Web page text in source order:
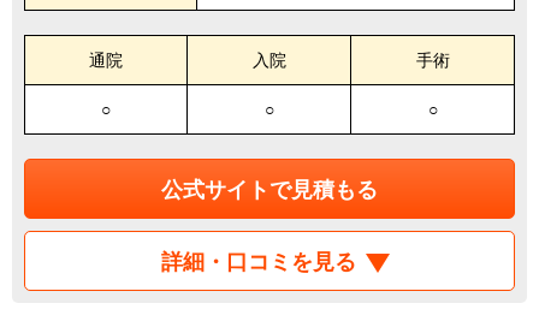
通院 入院 手術
○ ○ ○
公式サイトで見積もる
詳細・口コミを見る